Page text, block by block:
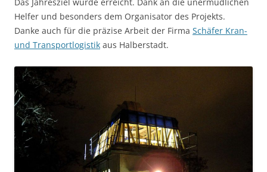
Das Jahresziel wurde erreicht. Dank an die unermüdlichen
Helfer und besonders dem Organisator des Projekts.
Danke auch für die präzise Arbeit der Firma Schäfer Kran-
und Transportlogistik aus Halberstadt.